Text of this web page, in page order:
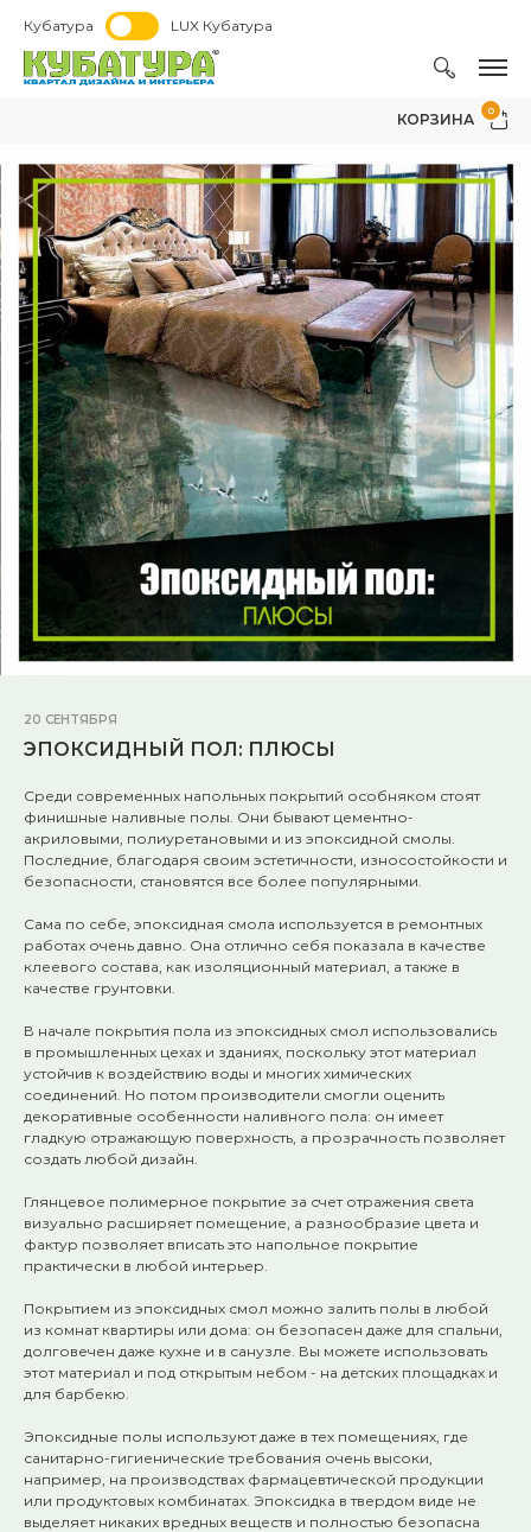
Кубатура LUX Кубатура
КОРЗИНА
0
20 СЕНТЯБРЯ
ЭПОКСИДНЫЙ ПОЛ: ПЛЮСЫ
Среди современных напольных покрытий особняком стоят
финишные наливные полы. Они бывают цементно-
акриловыми, полиуретановыми и из эпоксидной смолы.
Последние, благодаря своим эстетичности, износостойкости и
безопасности, становятся все более популярными.
Сама по себе, эпоксидная смола используется в ремонтных
работах очень давно. Она отлично себя показала в качестве
клеевого состава, как изоляционный материал, а также в
качестве грунтовки.
В начале покрытия пола из эпоксидных смол использовались
в промышленных цехах и зданиях, поскольку этот материал
устойчив к воздействию воды и многих химических
соединений. Но потом производители смогли оценить
декоративные особенности наливного пола: он имеет
гладкую отражающую поверхность, а прозрачность позволяет
создать любой дизайн.
Глянцевое полимерное покрытие за счет отражения света
визуально расширяет помещение, а разнообразие цвета и
фактур позволяет вписать это напольное покрытие
практически в любой интерьер.
Покрытием из эпоксидных смол можно залить полы в любой
из комнат квартиры или дома: он безопасен даже для спальни,
долговечен даже кухне и в санузле. Вы можете использовать
этот материал и под открытым небом - на детских площадках и
для барбекю.
Эпоксидные полы используют даже в тех помещениях, где
санитарно-гигиенические требования очень высоки,
например, на производствах фармацевтической продукции
или продуктовых комбинатах. Эпоксидка в твердом виде не
выделяет никаких вредных веществ и полностью безопасна